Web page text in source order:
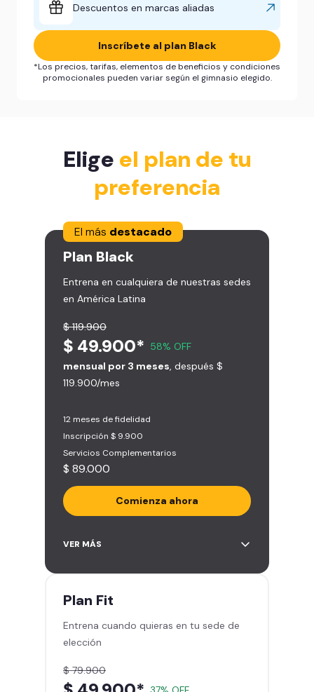
Descuentos en marcas aliadas
Inscríbete al plan Black
*Los precios, tarifas, elementos de beneficios y condiciones
promocionales pueden variar según el gimnasio elegido.
Elige el plan de tu
preferencia
El más destacado
Plan Black
Entrena en cualquiera de nuestras sedes
en América Latina
$ 119.900
$ 49.900* 58% OFF
mensual por 3 meses , después $
119.900/mes
12 meses de fidelidad
Inscripción $ 9.900
Servicios Complementarios
$ 89.000
Comienza ahora
Acceso ilimitado a más de 2.000
Derecho a traer un invitado 5
Smart Spa (Relájate en los sillones
de masajes)
Descuentos especiales en marcas
Smart Fit App (Tu plan de
VER MÁS
Plan Fit
Entrena cuando quieras en tu sede de
elección
$ 79.900